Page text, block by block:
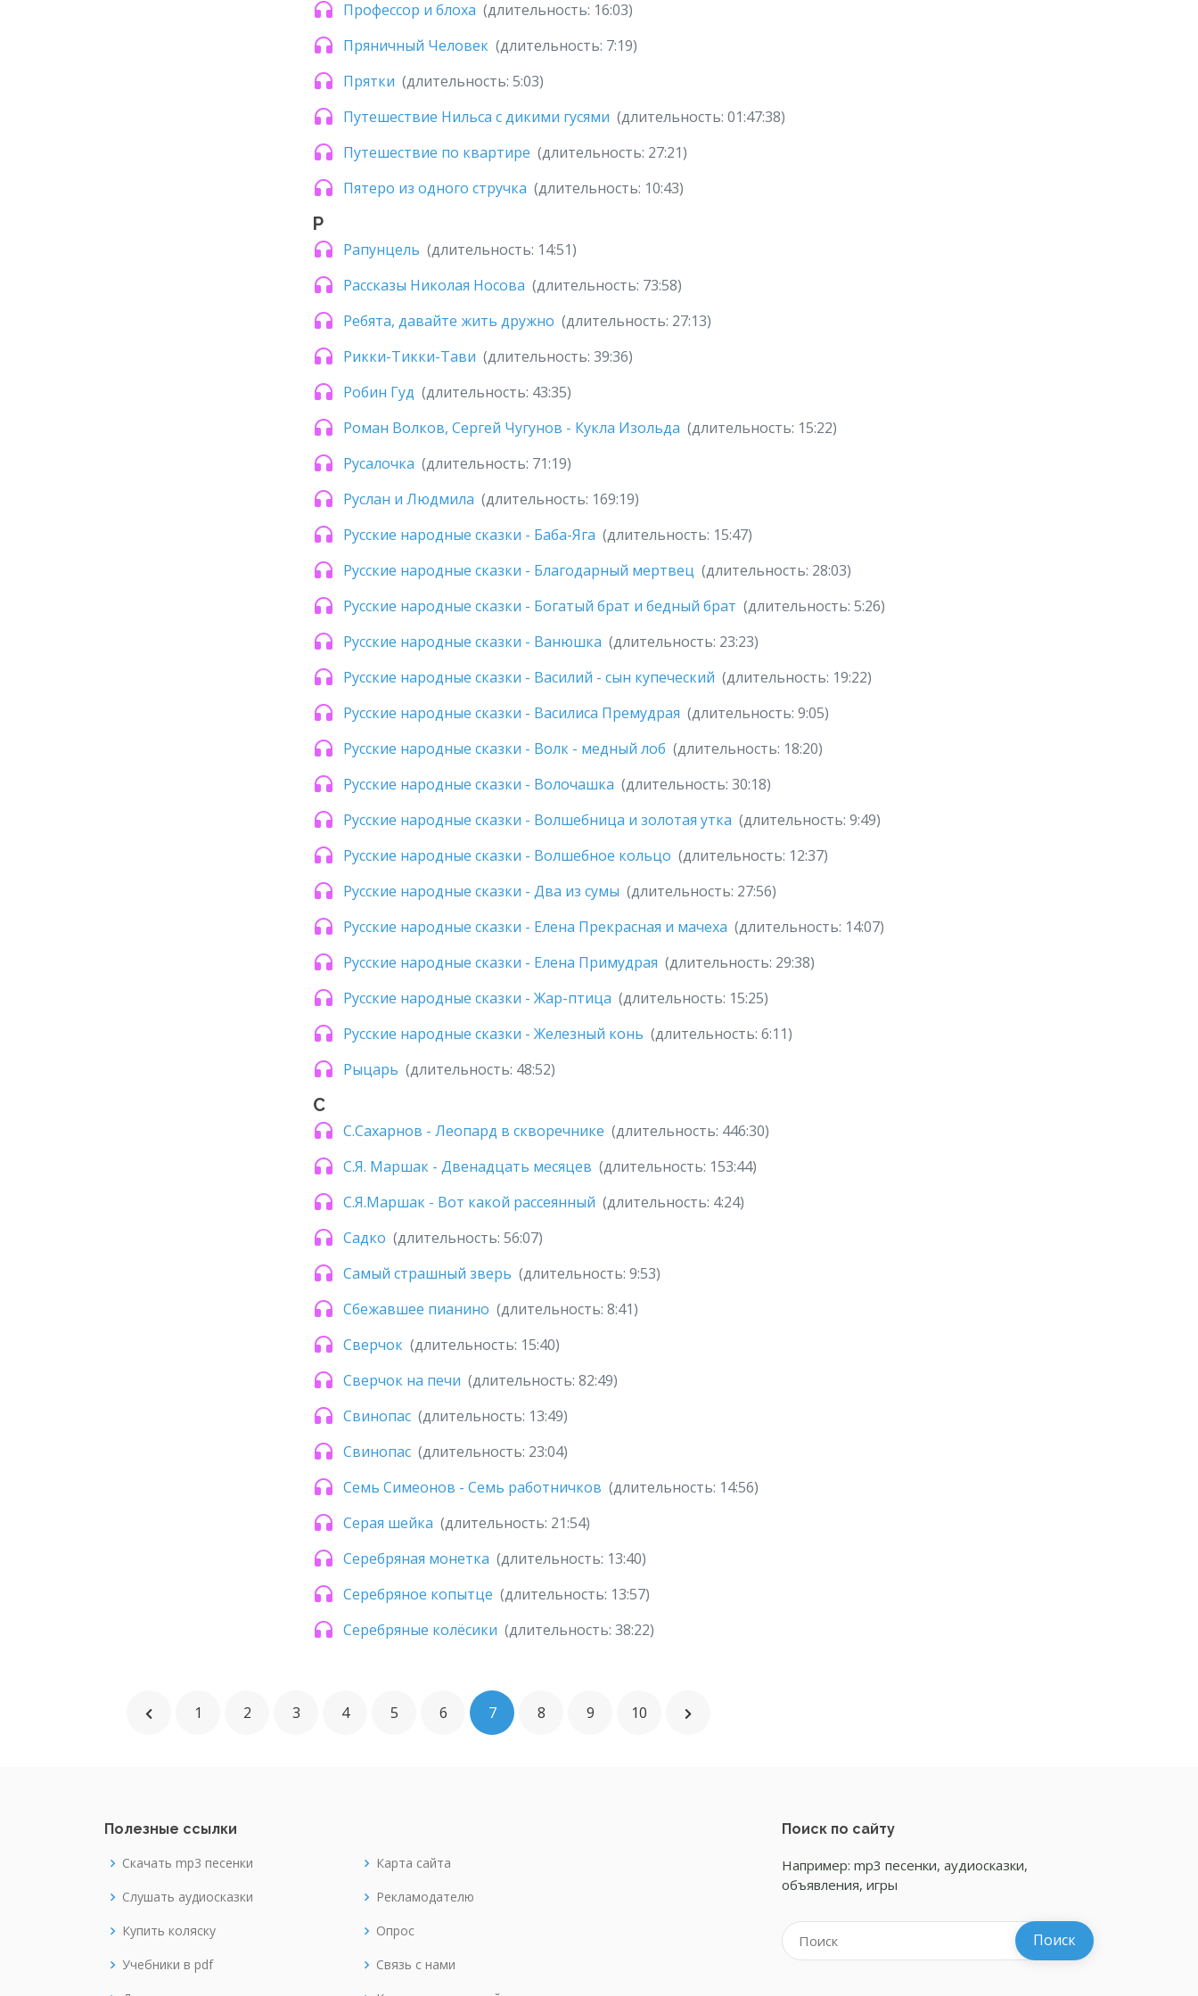
Профессор и блоха (длительность: 16:03)
Пряничный Человек (длительность: 7:19)
Прятки (длительность: 5:03)
Путешествие Нильса с дикими гусями (длительность: 01:47:38)
Путешествие по квартире (длительность: 27:21)
Пятеро из одного стручка (длительность: 10:43)
Р
Рапунцель (длительность: 14:51)
Рассказы Николая Носова (длительность: 73:58)
Ребята, давайте жить дружно (длительность: 27:13)
Рикки-Тикки-Тави (длительность: 39:36)
Робин Гуд (длительность: 43:35)
Роман Волков, Сергей Чугунов - Кукла Изольда (длительность: 15:22)
Русалочка (длительность: 71:19)
Руслан и Людмила (длительность: 169:19)
Русские народные сказки - Баба-Яга (длительность: 15:47)
Русские народные сказки - Благодарный мертвец (длительность: 28:03)
Русские народные сказки - Богатый брат и бедный брат (длительность: 5:26)
Русские народные сказки - Ванюшка (длительность: 23:23)
Русские народные сказки - Василий - сын купеческий (длительность: 19:22)
Русские народные сказки - Василиса Премудрая (длительность: 9:05)
Русские народные сказки - Волк - медный лоб (длительность: 18:20)
Русские народные сказки - Волочашка (длительность: 30:18)
Русские народные сказки - Волшебница и золотая утка (длительность: 9:49)
Русские народные сказки - Волшебное кольцо (длительность: 12:37)
Русские народные сказки - Два из сумы (длительность: 27:56)
Русские народные сказки - Елена Прекрасная и мачеха (длительность: 14:07)
Русские народные сказки - Елена Примудрая (длительность: 29:38)
Русские народные сказки - Жар-птица (длительность: 15:25)
Русские народные сказки - Железный конь (длительность: 6:11)
Рыцарь (длительность: 48:52)
С
С.Сахарнов - Леопард в скворечнике (длительность: 446:30)
С.Я. Маршак - Двенадцать месяцев (длительность: 153:44)
С.Я.Маршак - Вот какой рассеянный (длительность: 4:24)
Садко (длительность: 56:07)
Самый страшный зверь (длительность: 9:53)
Сбежавшее пианино (длительность: 8:41)
Сверчок (длительность: 15:40)
Сверчок на печи (длительность: 82:49)
Свинопас (длительность: 13:49)
Свинопас (длительность: 23:04)
Семь Симеонов - Семь работничков (длительность: 14:56)
Серая шейка (длительность: 21:54)
Серебряная монетка (длительность: 13:40)
Серебряное копытце (длительность: 13:57)
Серебряные колёсики (длительность: 38:22)
1 2 3 4 5 6 7 8 9 10
Полезные ссылки
Скачать mp3 песенки
Слушать аудиосказки
Купить коляску
Учебники в pdf
Карта сайта
Рекламодателю
Опрос
Связь с нами
Поиск по сайту
Например: mp3 песенки, аудиосказки,
объявления, игры